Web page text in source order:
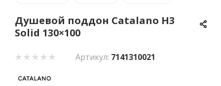
Душевой поддон Catalano H3
Solid 130×100
Артикул: 7141310021